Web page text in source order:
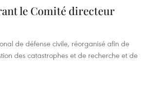
le Comité directeur
de défense civile, réorganisé afin de
des catastrophes et de recherche et de